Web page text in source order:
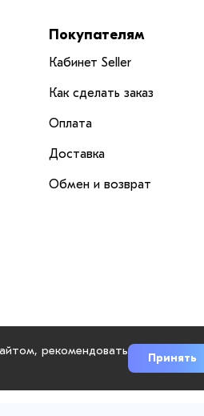
Покупателям
Кабинет Seller
Как сделать заказ
Оплата
Доставка
Обмен и возврат
рекомендовать
Принять